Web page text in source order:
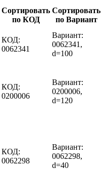
Сортировать
по КОД
Сортировать
по Вариант
КОД:
0062341
Вариант:
0062341,
d=100
КОД:
0200006
Вариант:
0200006,
d=120
КОД:
0062298
Вариант:
0062298,
d=40